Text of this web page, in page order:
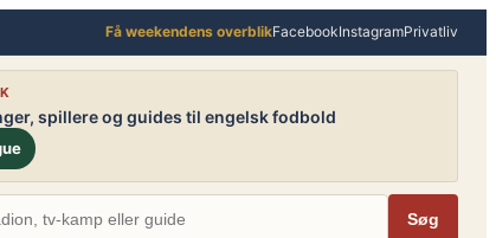
Få weekendens overblikFacebookInstagramPrivatliv
spillere og guides til engelsk fodbold
Søg